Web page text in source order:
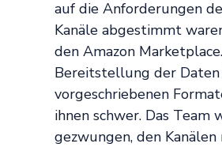
auf die Anforderungen
Kanäle abgestimmt
den Amazon
Bereitstellung der Daten
vorgeschriebenen
ihnen schwer. Das Team
gezwungen, den